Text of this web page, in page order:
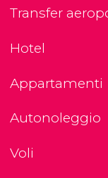
Transfer
Hotel
Appartamenti
Autonoleggio
Voli